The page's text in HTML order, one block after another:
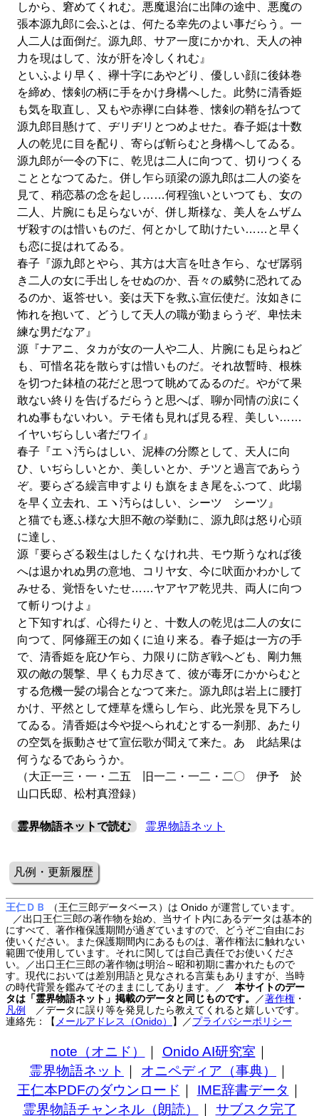
しから、窘めてくれむ。悪魔退治に出陣の途中、悪魔の
張本源九郎に会ふとは、何たる幸先のよい事だらう。一
人二人は面倒だ。源九郎、サア一度にかかれ、天人の神
力を現はして、汝が肝を冷しくれむ』
といふより早く、襷十字にあやどり、優しい顔に後鉢巻
を締め、懐剣の柄に手をかけ身構へした。此勢に清香姫
も気を取直し、又もや赤襷に白鉢巻、懐剣の鞘を払つて
源九郎目懸けて、ヂリヂリとつめよせた。春子姫は十数
人の乾児に目を配り、寄らば斬らむと身構へしてゐる。
源九郎が一令の下に、乾児は二人に向つて、切りつくる
こととなつてゐた。併し乍ら頭梁の源九郎は二人の姿を
見て、稍恋慕の念を起し……何程強いといつても、女の
二人、片腕にも足らないが、併し斯様な、美人をムザム
ザ殺すのは惜いものだ、何とかして助けたい……と早く
も恋に捉はれてゐる。
春子『源九郎とやら、其方は大言を吐き乍ら、なぜ孱弱
き二人の女に手出しをせぬのか、吾々の威勢に恐れてゐ
るのか、返答せい。妾は天下を救ふ宣伝使だ。汝如きに
怖れを抱いて、どうして天人の職が勤まらうぞ、卑怯未
練な男だなア』
源『ナアニ、タカが女の一人や二人、片腕にも足らねど
も、可惜名花を散らすは惜いものだ。それ故暫時、根株
を切つた鉢植の花だと思つて眺めてゐるのだ。やがて果
敢ない終りを告げるだらうと思へば、聊か同情の涙にく
れぬ事もないわい。テモ偖も見れば見る程、美しい……
イヤいぢらしい者だワイ』
春子『エヽ汚らはしい、泥棒の分際として、天人に向
ひ、いぢらしいとか、美しいとか、チツと過言であらう
ぞ。要らざる繰言申すよりも旗をまき尾をふつて、此場
を早く立去れ、エヽ汚らはしい、シーツ シーツ』
と猫でも逐ふ様な大胆不敵の挙動に、源九郎は怒り心頭
に達し、
源『要らざる殺生はしたくなけれ共、モウ斯うなれば後
へは退かれぬ男の意地、コリヤ女、今に吠面かわかして
みせる、覚悟をいたせ……ヤアヤア乾児共、両人に向つ
て斬りつけよ』
と下知すれば、心得たりと、十数人の乾児は二人の女に
向つて、阿修羅王の如くに迫り来る。春子姫は一方の手
で、清香姫を庇ひ乍ら、力限りに防ぎ戦へども、剛力無
双の敵の襲撃、早くも力尽きて、彼が毒牙にかからむと
する危機一髪の場合となつて来た。源九郎は岩上に腰打
かけ、平然として煙草を燻らし乍ら、此光景を見下ろし
てゐる。清香姫は今や捉へられむとする一刹那、あたり
の空気を振動させて宣伝歌が聞えて来た。あゝ此結果は
何うなるであらうか。
（大正一三・一・二五 旧一二・一二・二〇 伊予 於
山口氏邸、松村真澄録）
霊界物語ネットで読む 霊界物語ネット
凡例・更新履歴
王仁ＤＢ
（王仁三郎データベース）は Onido が運営しています。
／出口王仁三郎の著作物を始め、当サイト内にあるデータは基本的
にすべて、著作権保護期間が過ぎていますので、どうぞご自由にお
使いください。また保護期間内にあるものは、著作権法に触れない
範囲で使用しています。それに関しては自己責任でお使いくださ
い。／出口王仁三郎の著作物は明治～昭和初期に書かれたもので
す。現代においては差別用語と見なされる言葉もありますが、当時
の時代背景を鑑みてそのままにしてあります。／ 本サイトのデー
タは「霊界物語ネット」掲載のデータと同じものです。
／著作権 ・
凡例
／データに誤り等を発見したら教えてくれると嬉しいです。
連絡先：【 メールアドレス（Onido） 】 ／プライバシーポリシー
note（オニド） Onido AI研究室
霊界物語ネット
オニペディア（事典）
王仁本PDFのダウンロード
IME辞書データ
霊界物語チャンネル（朗読）
サブスク完了